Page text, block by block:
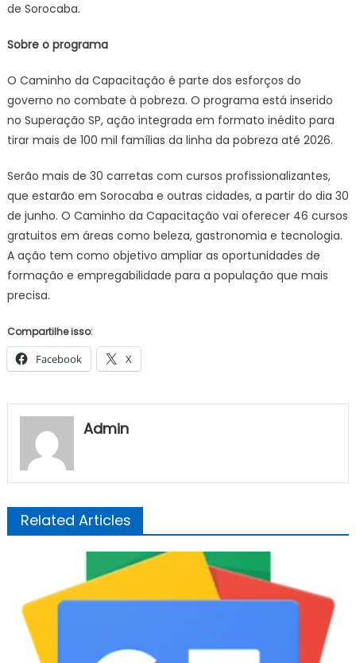
de Sorocaba.
Sobre o programa
O Caminho da Capacitação é parte dos esforços do
governo no combate à pobreza. O programa está inserido
no Superação SP, ação integrada em formato inédito para
tirar mais de 100 mil famílias da linha da pobreza até 2026.
Serão mais de 30 carretas com cursos profissionalizantes,
que estarão em Sorocaba e outras cidades, a partir do dia 30
de junho. O Caminho da Capacitação vai oferecer 46 cursos
gratuitos em áreas como beleza, gastronomia e tecnologia.
A ação tem como objetivo ampliar as oportunidades de
formação e empregabilidade para a população que mais
precisa.
Compartilhe isso:
Facebook X
Admin
Related Articles